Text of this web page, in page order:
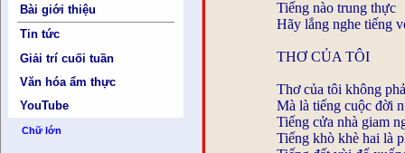
Bài giới thiệu
Tin tức
Giải trí cuối tuần
Văn hóa ẩm thực
YouTube
Chữ lớn
Tiếng nào trung thực
Hãy lắng nghe tiếng
THƠ CỦA TÔI
Thơ của tôi không
Mà là tiếng cuộc đời
Tiếng cửa nhà giam
Tiếng khò khè hai là